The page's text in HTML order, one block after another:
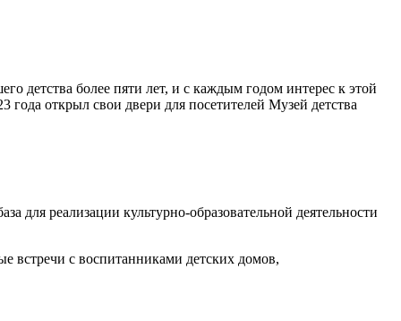
детства более пяти лет, и с каждым годом интерес к этой
открыл свои двери для посетителей Музей детства
для реализации культурно-образовательной деятельности
встречи с воспитанниками детских домов,